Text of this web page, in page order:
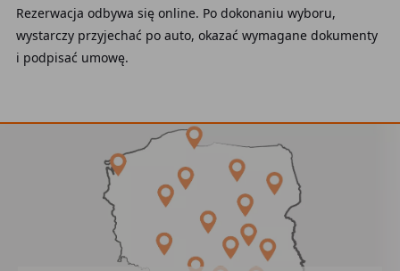
Rezerwacja odbywa się online. Po dokonaniu wyboru,
wystarczy przyjechać po auto, okazać wymagane dokumenty
i podpisać umowę.